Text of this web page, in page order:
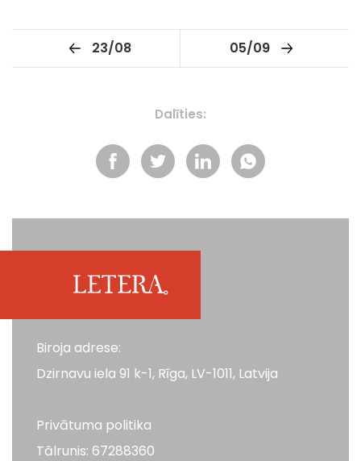
23/08 05/09
Dalīties:
Biroja adrese:
Dzirnavu iela 91 k-1, Rīga, LV-1011, Latvija
Privātuma politika
Tālrunis: 67288360